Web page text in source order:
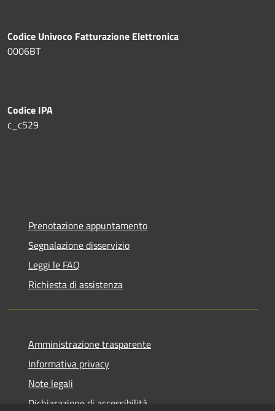
Codice Univoco Fatturazione Elettronica
0006BT
Codice IPA
c_c529
Prenotazione appuntamento
Segnalazione disservizio
Leggi le FAQ
Richiesta di assistenza
Amministrazione trasparente
Informativa privacy
Note legali
Dichiarazione di accessibilità